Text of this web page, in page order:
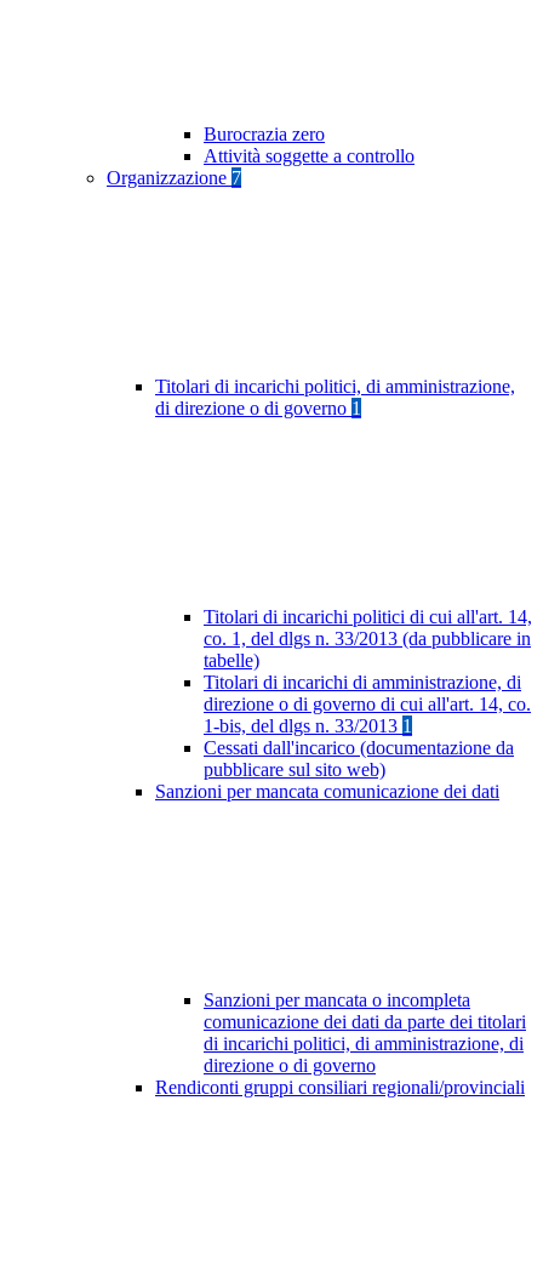
Burocrazia zero
Attività soggette a controllo
Organizzazione 7
Titolari di incarichi politici, di amministrazione,
di direzione o di governo 1
Titolari di incarichi politici di cui all'art. 14,
co. 1, del dlgs n. 33/2013 (da pubblicare in
tabelle)
Titolari di incarichi di amministrazione, di
direzione o di governo di cui all'art. 14, co.
1-bis, del dlgs n. 33/2013 1
Cessati dall'incarico (documentazione da
pubblicare sul sito web)
Sanzioni per mancata comunicazione dei dati
Sanzioni per mancata o incompleta
comunicazione dei dati da parte dei titolari
di incarichi politici, di amministrazione, di
direzione o di governo
Rendiconti gruppi consiliari regionali/provinciali